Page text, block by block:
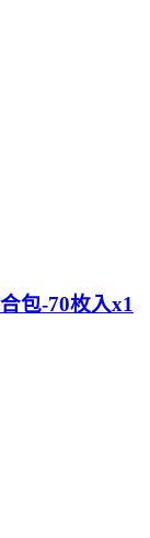
包-70枚入x1